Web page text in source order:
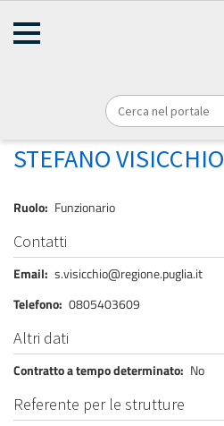
Briciole
Home
VISICCHIO STEFANO
STEFANO VISICCHIO
Ruolo Funzionario
Contatti
Email s.visicchio@regione.puglia.it
Telefono 0805403609
Altri dati
Contratto a tempo determinato No
Referente per le strutture